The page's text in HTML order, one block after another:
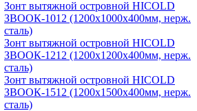
Зонт вытяжной островной HICOLD
ЗВООК-1012 (1200х1000х400мм, нерж.
сталь)
Зонт вытяжной островной HICOLD
ЗВООК-1212 (1200x1200x400мм, нерж.
сталь)
Зонт вытяжной островной HICOLD
ЗВООК-1512 (1200х1500х400мм, нерж.
сталь)